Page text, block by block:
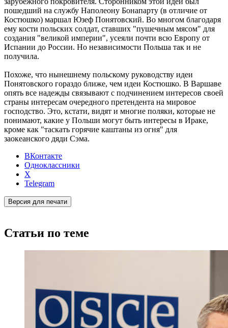
пошедший на службу Наполеону Бонапарту (в отличие от
Костюшко) маршал Юзеф Понятовский. Во многом благодаря
ему кости польских солдат, ставших "пушечным мясом" для
создания "великой империи", усеяли почти всю Европу от
Испании до России. Но независимости Польша так и не
получила.
Похоже, что нынешнему польскому руководству идеи
Понятовского гораздо ближе, чем идеи Костюшко. В Варшаве
опять все надежды связывают с подчинением интересов своей
страны интересам очередного претендента на мировое
господство. Это, кстати, видят и многие поляки, которые не
понимают, какие у Польши могут быть интересы в Ираке,
кроме как "таскать горячие каштаны из огня" для
заокеанского дяди Сэма.
ВКонтакте
Одноклассники
X
Telegram
Версия для печати
Статьи по теме